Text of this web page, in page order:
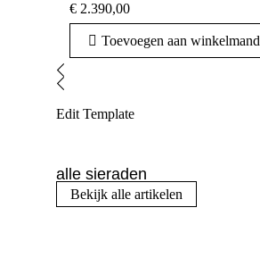
€ 2.390,00
Toevoegen aan winkelmand
Edit Template
alle sieraden
Bekijk alle artikelen